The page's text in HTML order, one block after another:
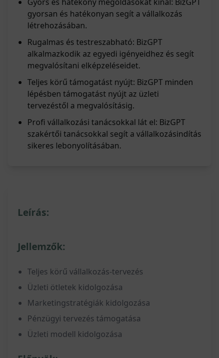
Gyors és hatékony megoldásokat kínál: BizGPT
gyorsan és hatékonyan segít a vállalkozás
létrehozásában.
Rugalmas és testreszabható: BizGPT
alkalmazkodik az egyedi igényeidhez és segít
megvalósítani elképzeléseidet.
Teljes körű támogatást nyújt: BizGPT minden
lépésben támogatást nyújt az üzleti
tervezéstől a megvalósításig.
Profi vállalkozási tanácsokkal lát el: BizGPT
szakértői tanácsokkal segít a vállalkozásindítás
sikeres lebonyolításában.
Leírás:
Jellemzők:
Teljes körű vállalkozás-tervezés
Üzleti ötletek kidolgozása
Marketingstratégiák kidolgozása
Pénzügyi tervezés támogatása
Üzleti modell kidolgozása